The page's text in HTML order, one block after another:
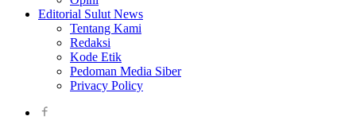
Editorial Sulut News
Tentang Kami
Redaksi
Kode Etik
Pedoman Media Siber
Privacy Policy